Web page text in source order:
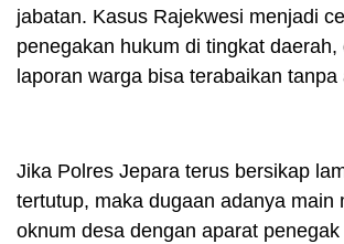
jabatan. Kasus Rajekwesi menjadi
penegakan hukum di tingkat daerah,
laporan warga bisa terabaikan tanpa
Jika Polres Jepara terus bersikap
tertutup, maka dugaan adanya main
oknum desa dengan aparat